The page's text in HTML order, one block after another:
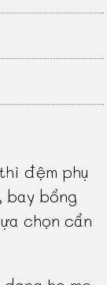
đệm phụ
bay bổng
chọn cẩn